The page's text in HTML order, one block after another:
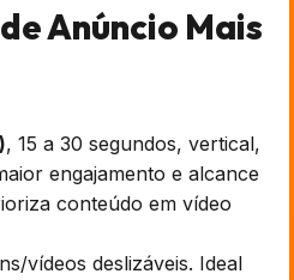
Anúncio Mais
, 15 a 30 segundos, vertical,
engajamento e alcance
conteúdo em vídeo
vídeos deslizáveis. Ideal